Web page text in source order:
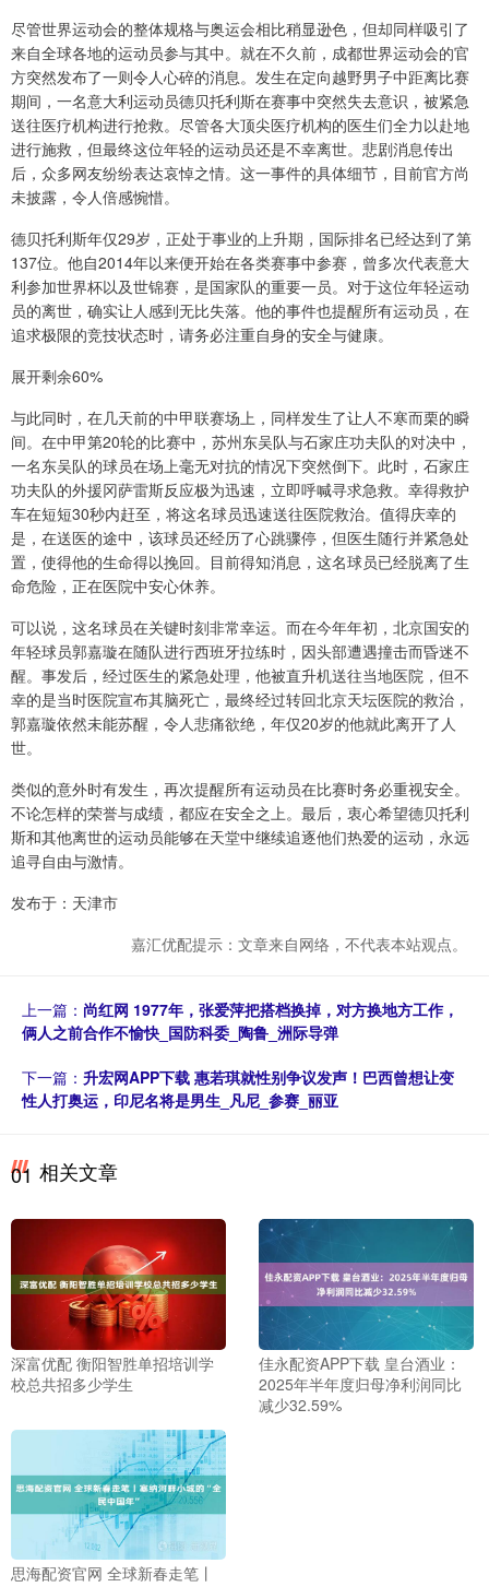
尽管世界运动会的整体规格与奥运会相比稍显逊色，但却同样吸引了
来自全球各地的运动员参与其中。就在不久前，成都世界运动会的官
方突然发布了一则令人心碎的消息。发生在定向越野男子中距离比赛
期间，一名意大利运动员德贝托利斯在赛事中突然失去意识，被紧急
送往医疗机构进行抢救。尽管各大顶尖医疗机构的医生们全力以赴地
进行施救，但最终这位年轻的运动员还是不幸离世。悲剧消息传出
后，众多网友纷纷表达哀悼之情。这一事件的具体细节，目前官方尚
未披露，令人倍感惋惜。
德贝托利斯年仅29岁，正处于事业的上升期，国际排名已经达到了第
137位。他自2014年以来便开始在各类赛事中参赛，曾多次代表意大
利参加世界杯以及世锦赛，是国家队的重要一员。对于这位年轻运动
员的离世，确实让人感到无比失落。他的事件也提醒所有运动员，在
追求极限的竞技状态时，请务必注重自身的安全与健康。
展开剩余60%
与此同时，在几天前的中甲联赛场上，同样发生了让人不寒而栗的瞬
间。在中甲第20轮的比赛中，苏州东吴队与石家庄功夫队的对决中，
一名东吴队的球员在场上毫无对抗的情况下突然倒下。此时，石家庄
功夫队的外援冈萨雷斯反应极为迅速，立即呼喊寻求急救。幸得救护
车在短短30秒内赶至，将这名球员迅速送往医院救治。值得庆幸的
是，在送医的途中，该球员还经历了心跳骤停，但医生随行并紧急处
置，使得他的生命得以挽回。目前得知消息，这名球员已经脱离了生
命危险，正在医院中安心休养。
可以说，这名球员在关键时刻非常幸运。而在今年年初，北京国安的
年轻球员郭嘉璇在随队进行西班牙拉练时，因头部遭遇撞击而昏迷不
醒。事发后，经过医生的紧急处理，他被直升机送往当地医院，但不
幸的是当时医院宣布其脑死亡，最终经过转回北京天坛医院的救治，
郭嘉璇依然未能苏醒，令人悲痛欲绝，年仅20岁的他就此离开了人
世。
类似的意外时有发生，再次提醒所有运动员在比赛时务必重视安全。
不论怎样的荣誉与成绩，都应在安全之上。最后，衷心希望德贝托利
斯和其他离世的运动员能够在天堂中继续追逐他们热爱的运动，永远
追寻自由与激情。
发布于：天津市
嘉汇优配提示：文章来自网络，不代表本站观点。
上一篇： 尚红网 1977年，张爱萍把搭档换掉，对方换地方工作，
俩人之前合作不愉快_国防科委_陶鲁_洲际导弹
下一篇： 升宏网APP下载 惠若琪就性别争议发声！巴西曾想让变
性人打奥运，印尼名将是男生_凡尼_参赛_丽亚
01 相关文章
深富优配 衡阳智胜单招培训学
校总共招多少学生
佳永配资APP下载 皇台酒业：
2025年半年度归母净利润同比
减少32.59%
思海配资官网 全球新春走笔丨